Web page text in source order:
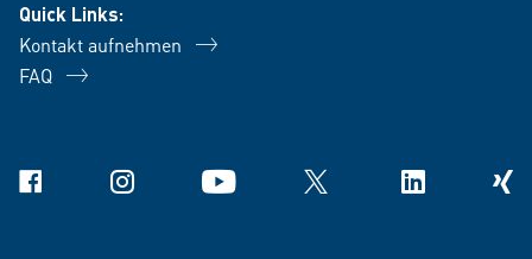
Quick Links:
Kontakt aufnehmen
FAQ
Facebook Instagram YouTube X Linkedin Xing